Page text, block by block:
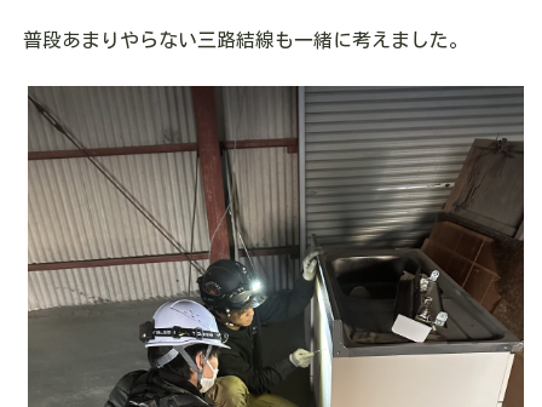
普段あまりやらない三路結線も一緒に考えました。